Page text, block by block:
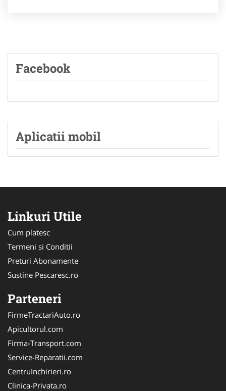
Facebook
Aplicatii mobil
Linkuri Utile
Cum platesc
Termeni si Conditii
Preturi Abonamente
Sustine Pescaresc.ro
Parteneri
FirmeTractariAuto.ro
Apicultorul.com
Firma-Transport.com
Service-Reparatii.com
CentruInchirieri.ro
Clinica-Privata.ro